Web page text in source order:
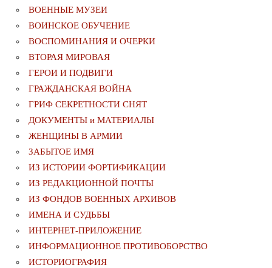
ВОЕННЫЕ МУЗЕИ
ВОИНСКОЕ ОБУЧЕНИЕ
ВОСПОМИНАНИЯ И ОЧЕРКИ
ВТОРАЯ МИРОВАЯ
ГЕРОИ И ПОДВИГИ
ГРАЖДАНСКАЯ ВОЙНА
ГРИФ СЕКРЕТНОСТИ СНЯТ
ДОКУМЕНТЫ и МАТЕРИАЛЫ
ЖЕНЩИНЫ В АРМИИ
ЗАБЫТОЕ ИМЯ
ИЗ ИСТОРИИ ФОРТИФИКАЦИИ
ИЗ РЕДАКЦИОННОЙ ПОЧТЫ
ИЗ ФОНДОВ ВОЕННЫХ АРХИВОВ
ИМЕНА И СУДЬБЫ
ИНТЕРНЕТ-ПРИЛОЖЕНИЕ
ИНФОРМАЦИОННОЕ ПРОТИВОБОРСТВО
ИСТОРИОГРАФИЯ